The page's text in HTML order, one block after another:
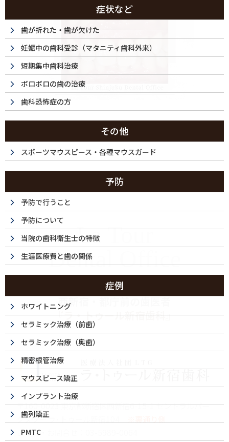
La Tour
Dental Office
西新宿・都庁前の歯医者
『ラ・トゥール新宿歯科』
〒160-0023 東京都新宿区西新宿6-15-1 セントラルパー
クタワー ラ･トゥール新宿104
ご予約・お問合せ：
症状など
歯が折れた・歯が欠けた
妊娠中の歯科受診（マタニティ歯科外来）
短期集中歯科治療
ボロボロの歯の治療
歯科恐怖症の方
その他
スポーツマウスピース・各種マウスガード
予防
予防で行うこと
予防について
当院の歯科衛生士の特徴
生涯医療費と歯の関係
症例
ホワイトニング
セラミック治療（前歯）
セラミック治療（奥歯）
精密根管治療
マウスピース矯正
インプラント治療
歯列矯正
PMTC